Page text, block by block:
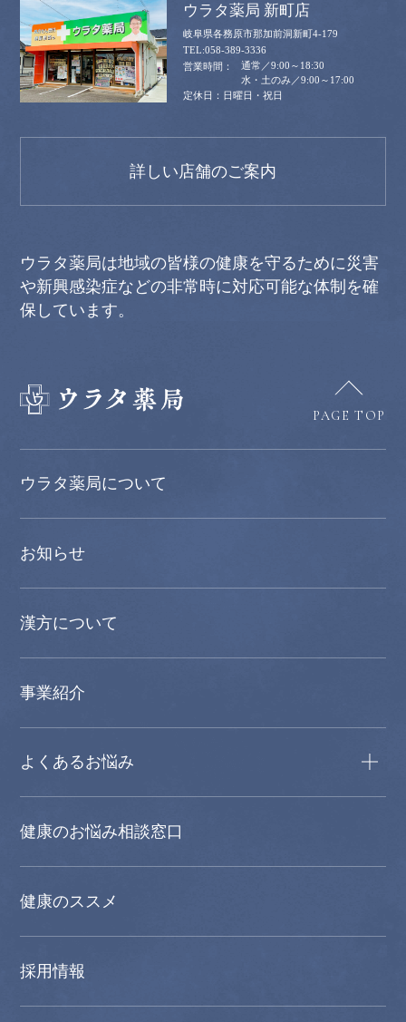
ウラタ薬局 新町店
岐阜県各務原市那加前洞新町4-179
058-389-3336
通常／9:00～18:30
水・土のみ／9:00～17:00
日曜日・祝日
詳しい店舗のご案内
ウラタ薬局は地域の皆様の健康を守るために災害
や新興感染症などの非常時に対応可能な体制を確
保しています。
PAGE TOP
ウラタ薬局について
お知らせ
漢方について
事業紹介
よくあるお悩み
健康のお悩み相談窓口
健康のススメ
採用情報